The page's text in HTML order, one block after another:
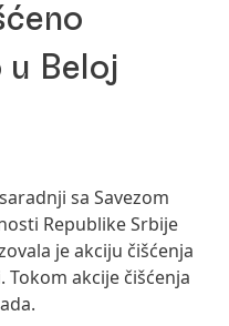
Beloj
sa Savezom
Republike Srbije
je akciju čišćenja
Tokom akcije čišćenja